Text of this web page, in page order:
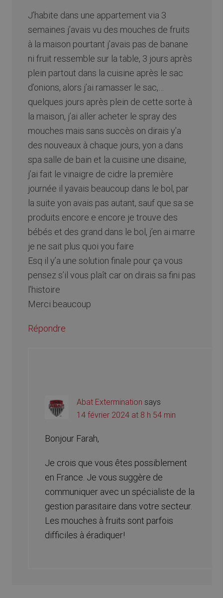
J’habite dans une appartement via 3
semaines j’avais vu des mouches de fruits
à la maison pourtant j’avais pas de banane
ni fruit ressemble sur la table, 3 jours après
plein partout dans la cuisine après le sac
d’onions, alors j’ai ramasser le sac,…
quelques jours après plein de cette sorte à
la maison, j’ai aller acheter le spray des
mouches mais sans succès on dirais y’a
des nouveaux à chaque jours, yon a dans
spa salle de bain et la cuisine une disaine,
j’ai fait le vinaigre de cidre la première
journée il yavais beaucoup dans le bol, par
la suite yon avais pas autant, sauf que sa se
produits encore e encore je trouve des
bébés et des grand dans le bol, j’en ai marre
je ne sait plus quoi you faire
Esq il y’a une solution finale pour ça vous
pensez s’il vous plaît car on dirais sa fini pas
l’histoire
Merci beaucoup
Répondre
Abat Extermination says
14 février 2024 at 8 h 54 min
Bonjour Farah,
Je crois que vous êtes possiblement
en France. Je vous suggère de
communiquer avec un spécialiste de la
gestion parasitaire dans votre secteur.
Les mouches à fruits sont parfois
difficiles à éradiquer!